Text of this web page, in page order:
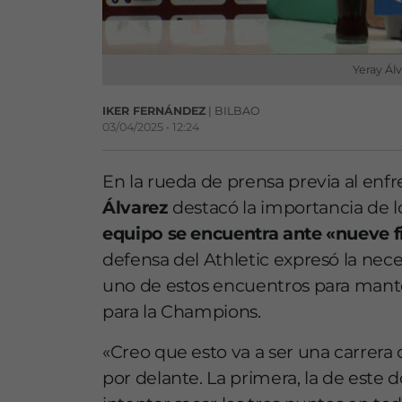
Yeray
IKER FERNÁNDEZ | BILBAO
03/04/2025 • 12:24
En la rueda de prensa previa al
Álvarez destacó la importancia de
equipo se encuentra ante «nueve
defensa del Athletic expresó la
uno de estos encuentros para
para la Champions.
«Creo que esto va a ser una
por delante. La primera, la de este